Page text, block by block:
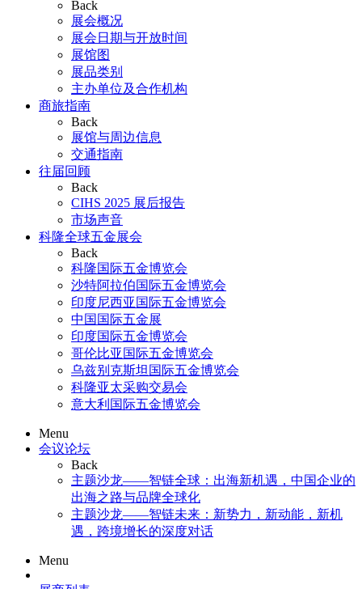
Back
展会概况
展会日期与开放时间
展馆图
展品类别
主办单位及合作机构
商旅指南
Back
展馆与周边信息
交通指南
往届回顾
Back
CIHS 2025 展后报告
市场声音
科隆全球五金展会
Back
科隆国际五金博览会
沙特阿拉伯国际五金博览会
印度尼西亚国际五金博览会
中国国际五金展
印度国际五金博览会
哥伦比亚国际五金博览会
乌兹别克斯坦国际五金博览会
科隆亚太采购交易会
意大利国际五金博览会
Menu
会议论坛
Back
主题沙龙——智链全球：出海新机遇，中国企业的
出海之路与品牌全球化
主题沙龙——智链未来：新势力，新动能，新机
遇，跨境增长的深度对话
Menu